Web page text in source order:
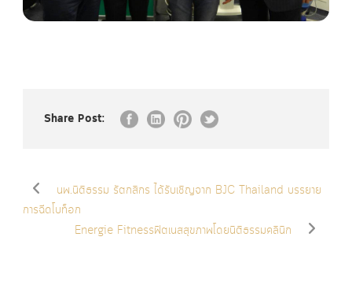
Share Post:
นพ.นิติธรรม รัตกสิกร ได้รับเชิญจาก BJC Thailand บรรยาย
การฉีดโบท็อก
Energie Fitnessฟิตเนสสุขภาพโดยนิติธรรมคลินิก